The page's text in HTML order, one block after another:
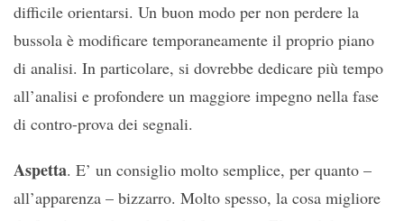
difficile orientarsi. Un buon modo per non perdere la
bussola è modificare temporaneamente il proprio piano
di analisi. In particolare, si dovrebbe dedicare più tempo
all’analisi e profondere un maggiore impegno nella fase
di contro-prova dei segnali.
Aspetta. E’ un consiglio molto semplice, per quanto –
all’apparenza – bizzarro. Molto spesso, la cosa migliore